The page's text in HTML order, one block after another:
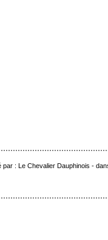
par : Le Chevalier Dauphinois -